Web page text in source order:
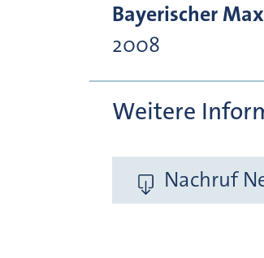
Bayerischer
2008
Weitere
Nachruf